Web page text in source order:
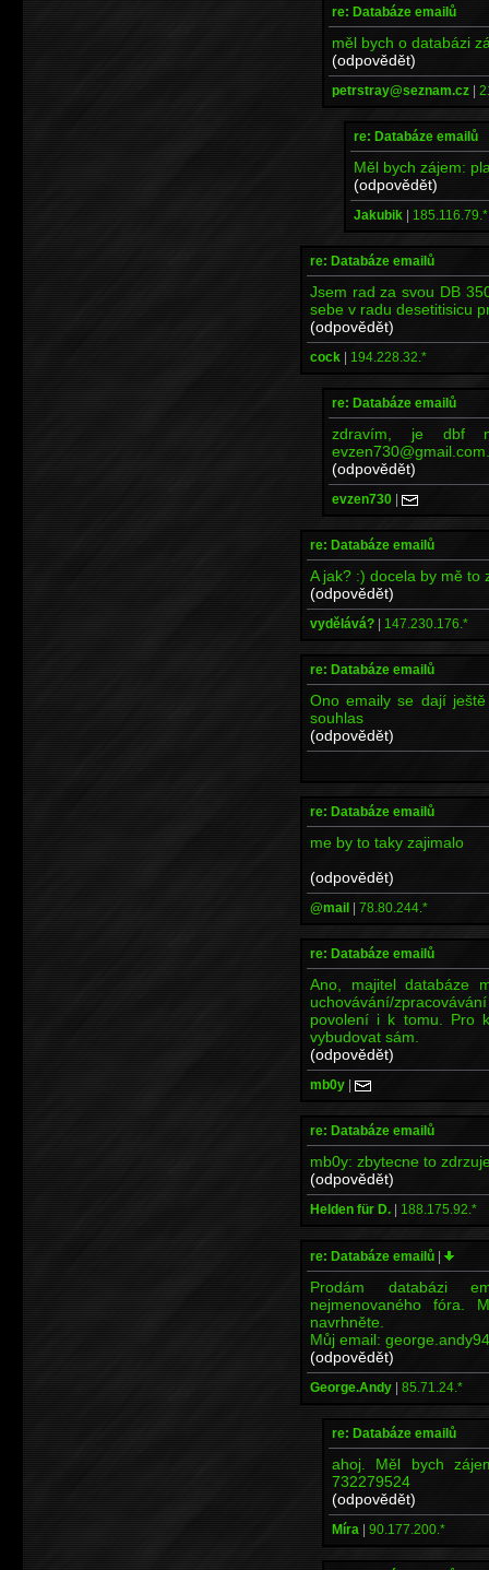
re: Databáze emailů
měl bych o databázi
(odpovědět)
petrstray@seznam.cz |
re: Databáze emailů
Měl bych zájem:
(odpovědět)
Jakubik | 185.116.79.*
re: Databáze emailů
Jsem rad za svou DB
sebe v radu desetitisicu
(odpovědět)
cock | 194.228.32.*
re: Databáze emailů
zdravím, je dbf
(odpovědět)
evzen730 |
re: Databáze emailů
A jak? :) docela by mě to
(odpovědět)
vydělává? | 147.230.176.*
re: Databáze emailů
Ono emaily se dají
souhlas
(odpovědět)
re: Databáze emailů
me by to taky zajimalo
(odpovědět)
@mail | 78.80.244.*
re: Databáze emailů
Ano, majitel databáze
uchovávání/
povolení i k tomu. Pro
vybudovat sám.
(odpovědět)
mb0y |
re: Databáze emailů
mb0y: zbytecne to
(odpovědět)
Helden für D. | 188.175.92.*
re: Databáze emailů |
Prodám databázi
nejmenovaného
navrhněte.
Můj email:
(odpovědět)
George.Andy | 85.71.24.*
re: Databáze emailů
ahoj. Měl bych
732279524
(odpovědět)
Míra | 90.177.200.*